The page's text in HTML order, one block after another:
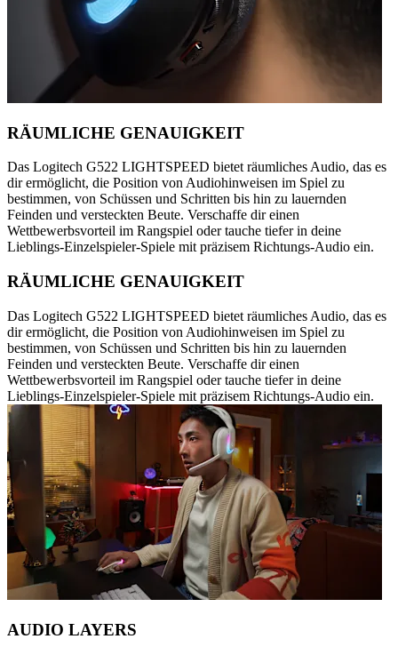
RÄUMLICHE GENAUIGKEIT
Das Logitech G522 LIGHTSPEED bietet räumliches Audio, das es
dir ermöglicht, die Position von Audiohinweisen im Spiel zu
bestimmen, von Schüssen und Schritten bis hin zu lauernden
Feinden und versteckten Beute. Verschaffe dir einen
Wettbewerbsvorteil im Rangspiel oder tauche tiefer in deine
Lieblings-Einzelspieler-Spiele mit präzisem Richtungs-Audio ein.
RÄUMLICHE GENAUIGKEIT
Das Logitech G522 LIGHTSPEED bietet räumliches Audio, das es
dir ermöglicht, die Position von Audiohinweisen im Spiel zu
bestimmen, von Schüssen und Schritten bis hin zu lauernden
Feinden und versteckten Beute. Verschaffe dir einen
Wettbewerbsvorteil im Rangspiel oder tauche tiefer in deine
Lieblings-Einzelspieler-Spiele mit präzisem Richtungs-Audio ein.
AUDIO LAYERS